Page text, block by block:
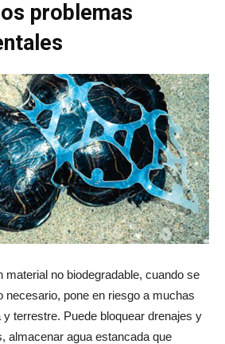
problemas
material no biodegradable, cuando se
necesario, pone en riesgo a muchas
terrestre. Puede bloquear drenajes y
almacenar agua estancada que